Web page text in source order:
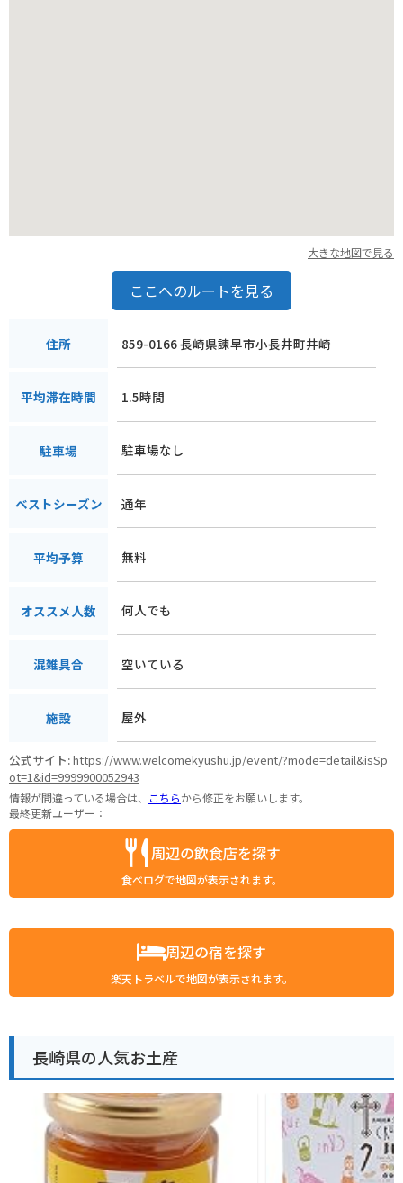
大きな地図で見る
ここへのルートを見る
住所 859-0166 長崎県諫早市小長井町井崎
平均滞在時間 1.5時間
駐車場 駐車場なし
ベストシーズン 通年
平均予算 無料
オススメ人数 何人でも
混雑具合 空いている
施設 屋外
公式サイト:https://www.welcomekyushu.jp/event/?mode=detail&isSp
ot=1&id=9999900052943
情報が間違っている場合は、 こちらから修正をお願いします。
最終更新ユーザー：
周辺の飲食店を探す
食べログで地図が表示されます。
周辺の宿を探す
楽天トラベルで地図が表示されます。
長崎県の人気お土産